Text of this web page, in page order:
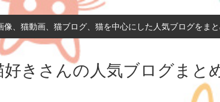
像、猫動画、猫ブログ、猫を中心にした人気ブログをまと
好きさんの人気ブログまと